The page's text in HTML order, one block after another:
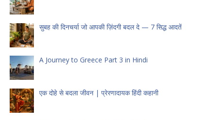
सुबह की दिनचर्या जो आपकी ज़िंदगी बदल दे — 7 सिद्ध आदतें
A Journey to Greece Part 3 in Hindi
एक दोहे से बदला जीवन | प्रेरणादायक हिंदी कहानी